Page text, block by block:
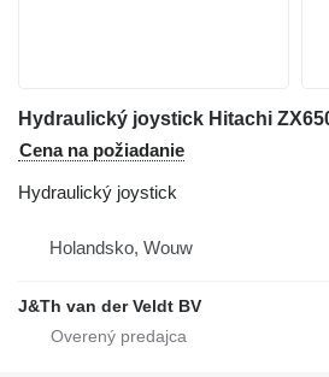
Cena na požiadanie
Hydraulický joystick
Holandsko, Wouw
J&Th van der Veldt BV